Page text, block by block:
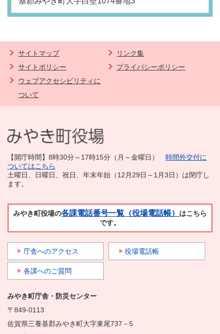
サイトマップ
リンク集
サイトポリシー
プライバシーポリシー
ウェブアクセシビリティに
ついて
【開庁時間】8時30分～17時15分（月～金曜日） 時間外交付に
ついてはこちら
土曜日、日曜日、祝日、年末年始（12月29日～1月3日）は閉庁し
ます。
みやき町役場の各課電話番号一覧（役場電話帳） はこちら
です。
庁舎へのアクセス 役場電話帳
各課へのご質問
みやき町庁舎・防災センター
〒849-0113
佐賀県三養基郡みやき町大字東尾737－5